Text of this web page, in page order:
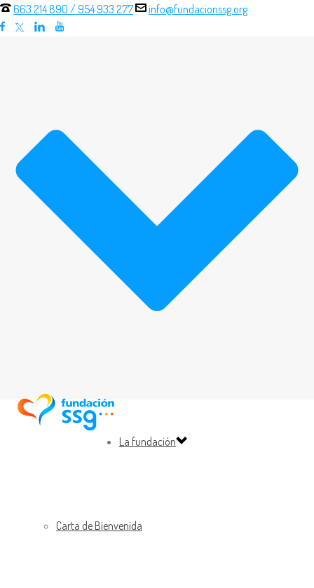
663 214 890 /954 933 277 info@fundacionssg.org
La fundación
Carta de Bienvenida